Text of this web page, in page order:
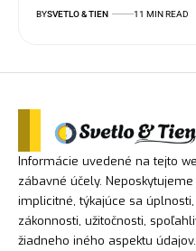
BYSVETLO & TIEN 11 MIN READ
Informácie uvedené na tejto
zábavné účely.
implicitné, týkajúce sa
zákonnosti, užitočnosti,
žiadneho iného aspektu